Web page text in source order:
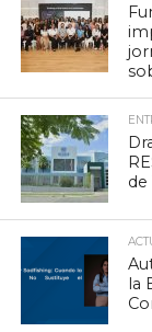
de
la